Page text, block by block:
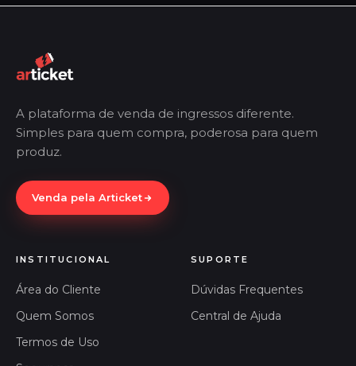
A plataforma de venda de ingressos diferente.
Simples para quem compra, poderosa para quem
produz.
Venda pela Articket
INSTITUCIONAL
Área do Cliente
Quem Somos
Termos de Uso
SUPORTE
Dúvidas Frequentes
Central de Ajuda